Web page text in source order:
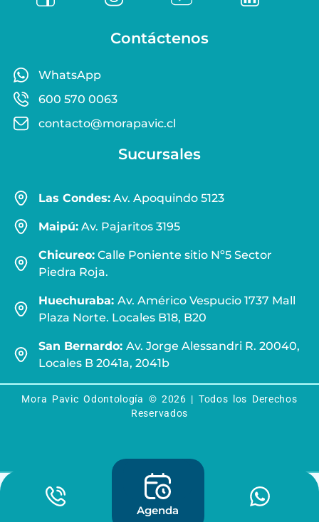
Contáctenos
WhatsApp
600 570 0063
contacto@morapavic.cl
Sucursales
Las Condes: Av. Apoquindo 5123
Maipú: Av. Pajaritos 3195
Chicureo: Calle Poniente sitio Nº5 Sector
Piedra Roja.
Huechuraba:Av. Américo Vespucio 1737 Mall
Plaza Norte. Locales B18, B20
San Bernardo:Av. Jorge Alessandri R. 20040,
Locales B 2041a, 2041b
Mora Pavic Odontología © 2026 | Todos los Derechos
Reservados
Agenda